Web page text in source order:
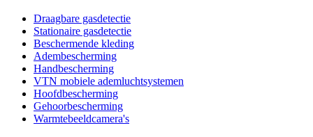
Draagbare gasdetectie
Stationaire gasdetectie
Beschermende kleding
Adembescherming
Handbescherming
VTN mobiele ademluchtsystemen
Hoofdbescherming
Gehoorbescherming
Warmtebeeldcamera's